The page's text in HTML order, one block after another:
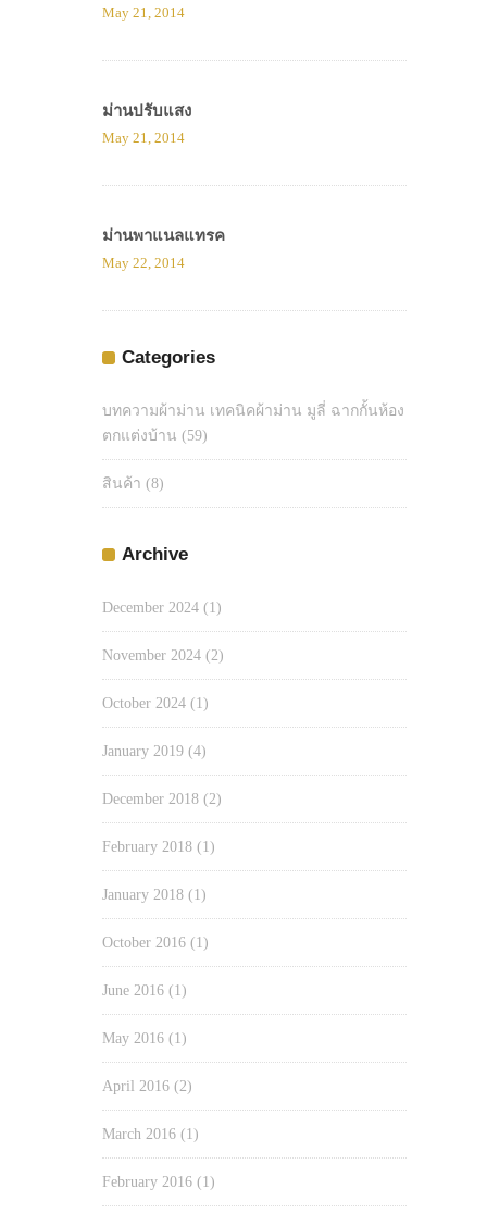
May 21, 2014
ม่านปรับแสง
May 21, 2014
ม่านพาแนลแทรค
May 22, 2014
Categories
บทความผ้าม่าน เทคนิคผ้าม่าน มูลี่ ฉากกั้นห้อง
ตกแต่งบ้าน (59)
สินค้า (8)
Archive
December 2024 (1)
November 2024 (2)
October 2024 (1)
January 2019 (4)
December 2018 (2)
February 2018 (1)
January 2018 (1)
October 2016 (1)
June 2016 (1)
May 2016 (1)
April 2016 (2)
March 2016 (1)
February 2016 (1)